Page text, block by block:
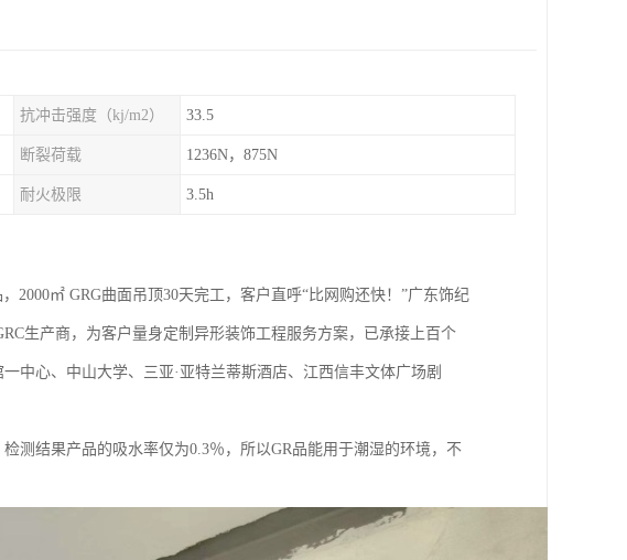
抗冲击强度（kj/m2） 33.5
断裂荷载 1236N，875N
耐火极限 3.5h
2000㎡ GRG曲面吊顶30天完工，客户直呼“比网购还快！”广东饰纪
生产商，为客户量身定制异形装饰工程服务方案，已承接上百个
中心、中山大学、三亚·亚特兰蒂斯酒店、江西信丰文体广场剧
测结果产品的吸水率仅为0.3％，所以GR品能用于潮湿的环境，不